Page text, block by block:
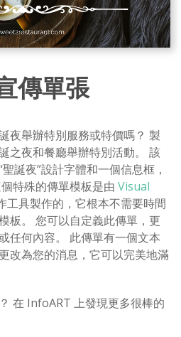
傳單張
夜舉辦特別服務或特價嗎？ 製
之夜和餐廳舉辦特別活動。 該
誕夜”設計字體和一個信息框，
特殊的傳單模板是由 Visual
工具製作的，它根本不需要時間
板。 您可以自定義此傳單，更
任何內容。 此傳單有一個文本
改為您的消息，它可以完美地滿
在 InfoART 上發現更多很棒的